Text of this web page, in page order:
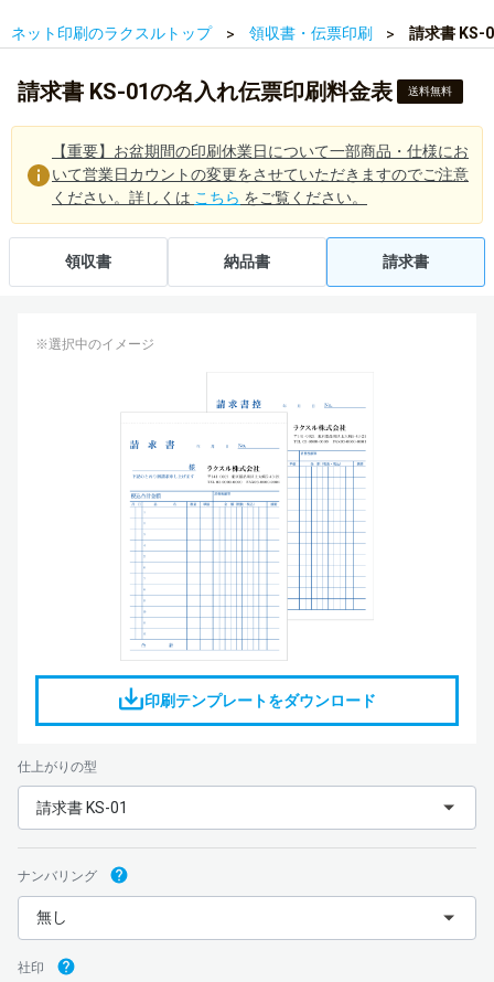
ネット印刷のラクスルトップ 領収書・伝票印刷 請求書 KS-
請求書 KS-01の名入れ伝票印刷料金表 送料無料
【重要】お盆期間の印刷休業日について一部商品・仕様にお
いて営業日カウントの変更をさせていただきますのでご注意
ください。詳しくは こちら をご覧ください。
領収書 納品書 請求書
※選択中のイメージ
印刷テンプレートをダウンロード
仕上がりの型
請求書 KS-01
ナンバリング
無し
社印